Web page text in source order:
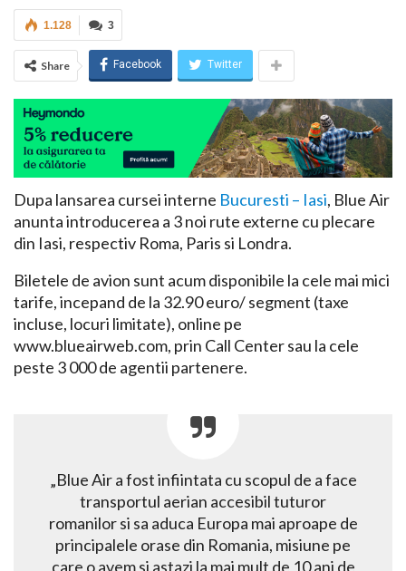
3
1.128
Share Facebook Twitter
Dupa lansarea cursei interne Bucuresti – Iasi, Blue Air
anunta introducerea a 3 noi rute externe cu plecare
din Iasi, respectiv Roma, Paris si Londra.
Biletele de avion sunt acum disponibile la cele mai mici
tarife, incepand de la 32.90 euro/ segment (taxe
incluse, locuri limitate), online pe
www.blueairweb.com, prin Call Center sau la cele
peste 3 000 de agentii partenere.
„Blue Air a fost infiintata cu scopul de a face
transportul aerian accesibil tuturor
romanilor si sa aduca Europa mai aproape de
principalele orase din Romania, misiune pe
care o avem si astazi la mai mult de 10 ani de